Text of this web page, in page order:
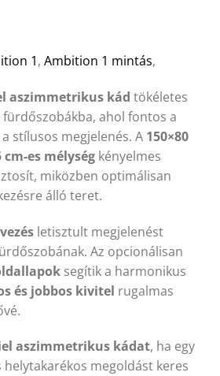
1, Ambition 1 mintás,
aszimmetrikus kád tökéletes
ahol fontos a
stílusos megjelenés. A 150×80
cm-es mélység kényelmes
miközben optimálisan
álló teret.
letisztult megjelenést
Az opcionálisan
segítik a harmonikus
és jobbos kivitel rugalmas
aszimmetrikus kádat, ha egy
megoldást keres